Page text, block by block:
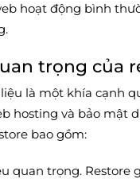
hoạt động bình
trọng của
là một khía cạnh
hosting và bảo mật
bao gồm:
quan trọng. Restore